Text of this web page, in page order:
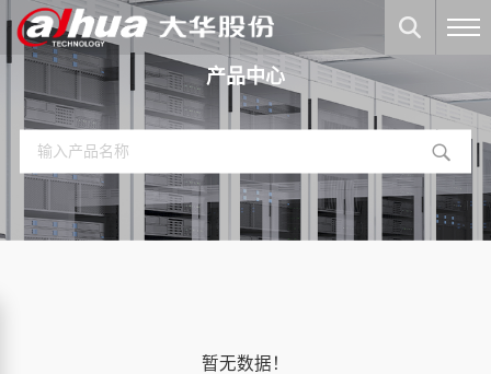
产品中心
暂无数据！